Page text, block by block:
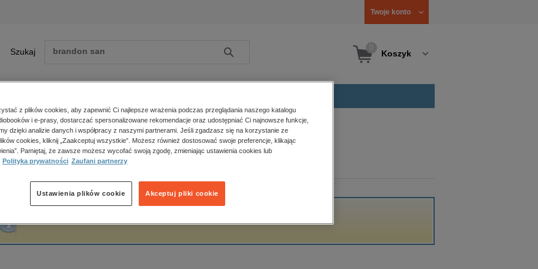
Twoje konto
Szukaj Szukaj Koszyk
Zobacz wszystkie E-prasa
polityka, społeczno-informacyjne
psychologiczne
popularno-naukowe
historia
główna Wiesław Jasiński
Jasiński
z plików cookies, aby zapewnić Ci najlepsze wrażenia podczas przeglądania naszego katalogu
i e-prasy, dostarczać spersonalizowane rekomendacje oraz udostępniać Ci najnowsze funkcje,
dzięki analizie danych i współpracy z naszymi partnerami. Jeśli zgadzasz się na korzystanie ze
cookies, kliknij „Zaakceptuj wszystkie”. Możesz również dostosować swoje preferencje, klikając
Pamiętaj, że zawsze możesz wycofać swoją zgodę, zmieniając ustawienia cookies lub
Polityka prywatności Zaufani partnerzy
Akceptuj pliki cookie
Ustawienia plików cookie